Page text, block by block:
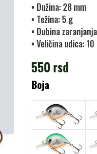
• Dužina: 28 mm
• Težina: 5 g
• Dubina
• Veličina udica: 10
550 rsd
Boja